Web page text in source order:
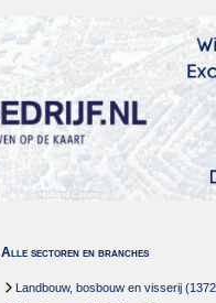
Alle sectoren en branches
Landbouw, bosbouw en visserij